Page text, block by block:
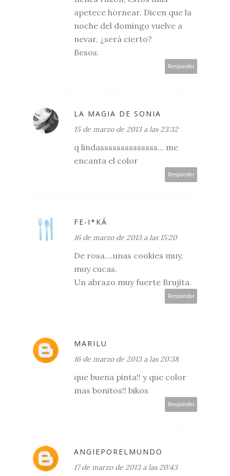
apetece hornear. Dicen que la
noche del domingo vuelve a
nevar, ¿será cierto?
Besos.
Responder
LA MAGIA DE SONIA
15 de marzo de 2013 a las 23:32
q lindassssssssssssss... me
encanta el color
Responder
FE-I*KÁ
16 de marzo de 2013 a las 15:20
De rosa....unas cookies muy,
muy cucas.
Un abrazo muy fuerte Brujita.
Responder
MARILU
16 de marzo de 2013 a las 20:38
que buena pinta!! y que color
mas bonitos!! bikos
Responder
ANGIEPORELMUNDO
17 de marzo de 2013 a las 20:43